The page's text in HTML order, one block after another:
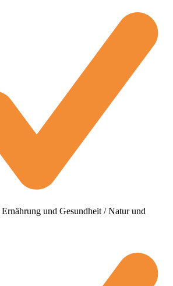
und Gesundheit / Natur und